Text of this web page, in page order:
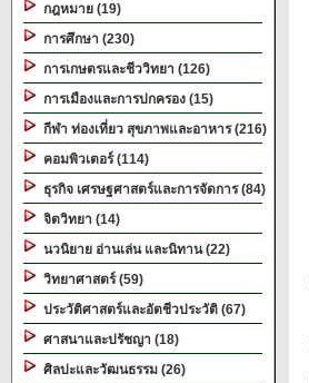
กฎหมาย (19)
การศึกษา (230)
การเกษตรและชีววิทยา (126)
การเมืองและการปกครอง (15)
กีฬา ท่องเที่ยว สุขภาพและอาหาร (216)
คอมพิวเตอร์ (114)
ธุรกิจ เศรษฐศาสตร์และการจัดการ (84)
จิตวิทยา (14)
นวนิยาย อ่านเล่น และนิทาน (22)
วิทยาศาสตร์ (59)
ประวัติศาสตร์และอัตชีวประวัติ (67)
ศาสนาและปรัชญา (18)
ศิลปะและวัฒนธรรม (26)